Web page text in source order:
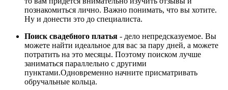
познакомиться лично. Важно понимать, что вы хотите.
Ну и донести это до специалиста.
Поиск свадебного платья - дело непредсказуемое. Вы
можете найти идеальное для вас за пару дней, а можете
потратить на это месяцы. Поэтому поиском лучше
заниматься параллельно с другими
пунктами.Одновременно начните присматривать
обручальные кольца.